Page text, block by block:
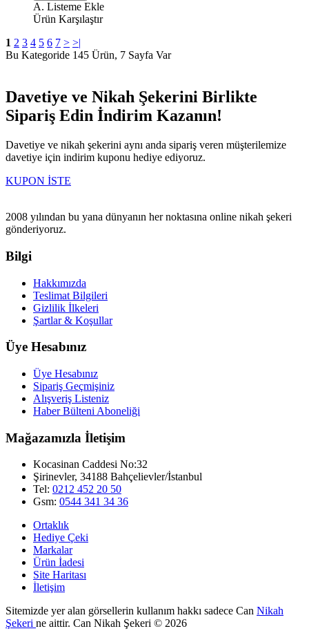
A. Listeme Ekle
Ürün Karşılaştır
1 2 3 4 5 6 7 > >|
Bu Kategoride 145 Ürün, 7 Sayfa Var
Davetiye ve Nikah Şekerini Birlikte
Sipariş Edin İndirim Kazanın!
Davetiye ve nikah şekerini aynı anda sipariş veren müşterilemize
davetiye için indirim kuponu hediye ediyoruz.
KUPON İSTE
2008 yılından bu yana dünyanın her noktasına online nikah şekeri
gönderiyoruz.
Bilgi
Hakkımızda
Teslimat Bilgileri
Gizlilik İlkeleri
Şartlar & Koşullar
Üye Hesabınız
Üye Hesabınız
Sipariş Geçmişiniz
Alışveriş Listeniz
Haber Bülteni Aboneliği
Mağazamızla İletişim
Kocasinan Caddesi No:32
Şirinevler, 34188 Bahçelievler/İstanbul
Tel: 0212 452 20 50
Gsm: 0544 341 34 36
Ortaklık
Hediye Çeki
Markalar
Ürün İadesi
Site Haritası
İletişim
Sitemizde yer alan görsellerin kullanım hakkı sadece Can Nikah
Şekeri ne aittir. Can Nikah Şekeri © 2026